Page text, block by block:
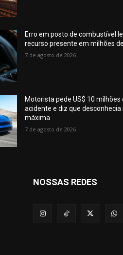
Erro em posto de combustível
recurso presente em milhões
7 de agosto de 2026
Motorista pede US$ 10 milhões
acidente e diz que
máxima
7 de agosto de 2026
NOSSAS REDES